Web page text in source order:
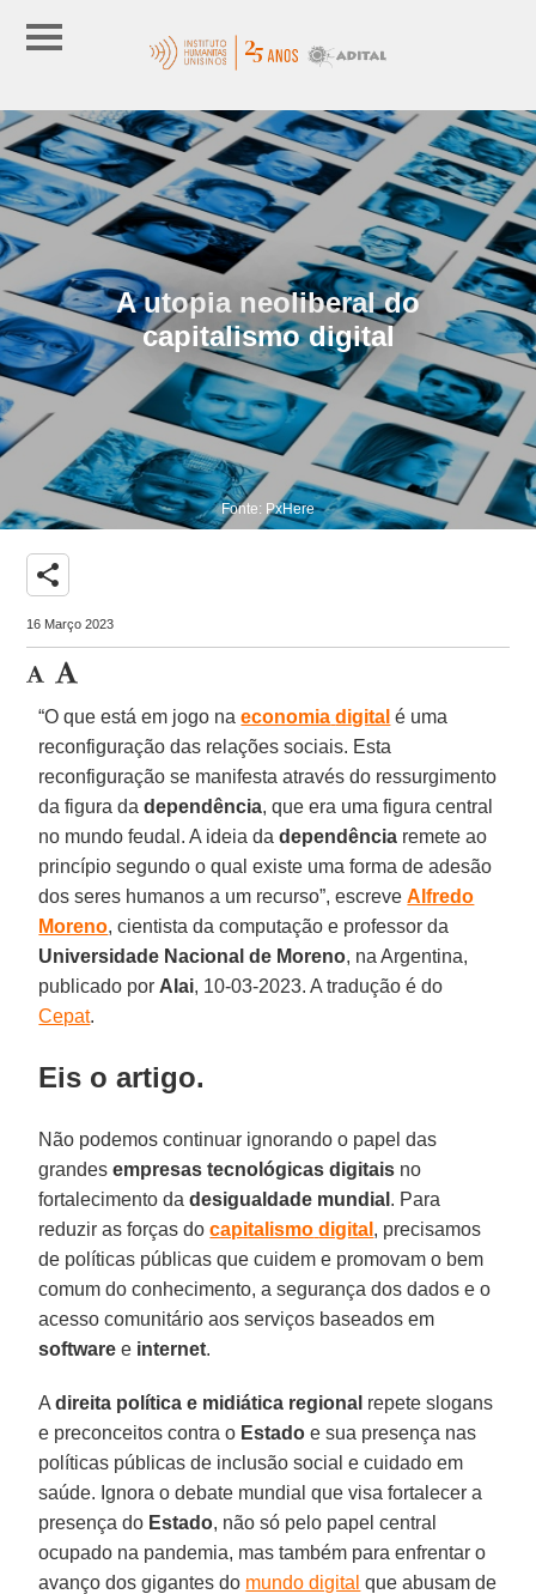
A utopia neoliberal do
capitalismo digital
Fonte: PxHere
share
16 Março 2023
“O que está em jogo naeconomia digital é uma
reconfiguração das relações sociais. Esta
reconfiguração se manifesta através do ressurgimento
da figura dadependência, que era uma figura central
no mundo feudal. A ideia dadependência remete ao
princípio segundo o qual existe uma forma de adesão
dos seres humanos a um recurso”, escreveAlfredo
Moreno, cientista da computação e professor da
Universidade Nacional de Moreno, na Argentina,
publicado por Alai, 10-03-2023. A tradução é do
Cepat.
Eis o artigo.
Não podemos continuar ignorando o papel das
grandesempresas tecnológicas digitais no
fortalecimento dadesigualdade mundial . Para
reduzir as forças docapitalismo digital , precisamos
de políticas públicas que cuidem e promovam o bem
comum do conhecimento, a segurança dos dados e o
acesso comunitário aos serviços baseados em
software e internet.
Adireita política e midiática regional repete slogans
e preconceitos contra o Estado e sua presença nas
políticas públicas de inclusão social e cuidado em
saúde. Ignora o debate mundial que visa fortalecer a
presença do Estado, não só pelo papel central
ocupado na pandemia, mas também para enfrentar o
avanço dos gigantes do mundo digital que abusam de